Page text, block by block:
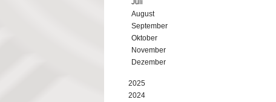
Juli
August
September
Oktober
November
Dezember
2025
2024